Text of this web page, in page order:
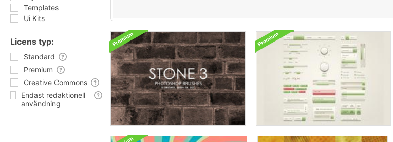
Templates
Ui Kits
Licens typ:
Standard
Premium
Creative Commons
Endast redaktionell
användning